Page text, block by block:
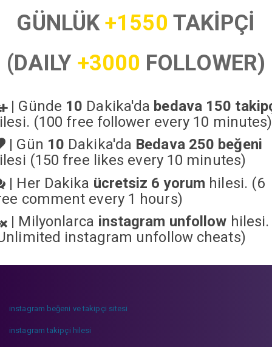
GÜNLÜK+1550 TAKİPÇİ
(DAILY +3000 FOLLOWER)
| Günde 10 Dakika'da bedava 150
(100 free follower every 10 minutes)
| Gün 10 Dakika'da Bedava 250 beğeni
(150 free likes every 10 minutes)
| Her Dakika ücretsiz 6 yorum hilesi. (6
comment every 1 hours)
| Milyonlarca instagram unfollow hilesi.
instagram unfollow cheats)
instagram beğeni ve takipçi sitesi
instagram takipçi hilesi